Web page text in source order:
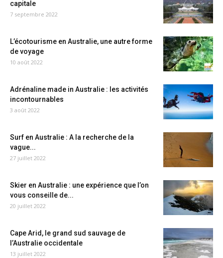
capitale
7 septembre 2022
L’écotourisme en Australie, une autre forme
de voyage
10 août 2022
Adrénaline made in Australie : les activités
incontournables
3 août 2022
Surf en Australie : A la recherche de la
vague...
27 juillet 2022
Skier en Australie : une expérience que l’on
vous conseille de...
20 juillet 2022
Cape Arid, le grand sud sauvage de
l’Australie occidentale
13 juillet 2022